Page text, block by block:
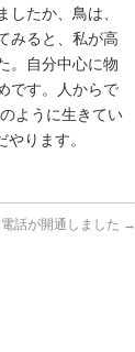
たか、鳥は、
みると、私が高
。自分中心に物
です。人からで
ように生きてい
ります。
話が開通しました →